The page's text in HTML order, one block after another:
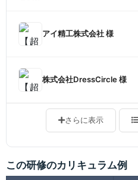
アイ精工株式会社 様
株式会社DressCircle 様
さらに表示
この研修のカリキュラム例